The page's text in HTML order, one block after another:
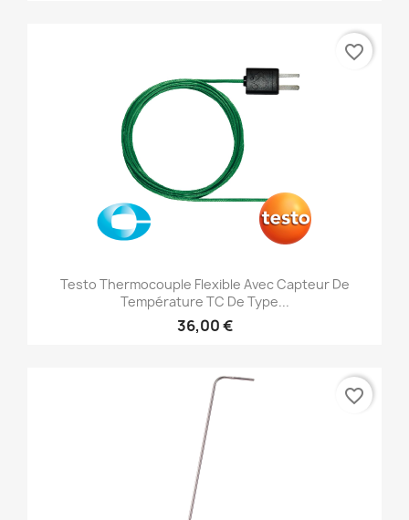
Testo Thermocouple Flexible Avec Capteur De
Température TC De Type...
36,00 €
favorite_border
favorite_border